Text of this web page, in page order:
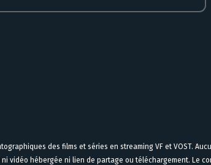
des films et séries en streaming VF et VOST.
vidéo hébergée ni lien de partage ou téléchargement. Le